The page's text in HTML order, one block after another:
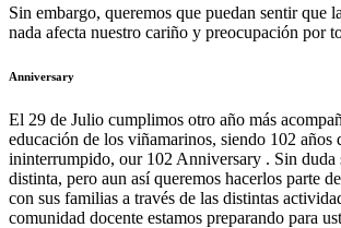
Sin embargo, queremos que puedan sentir que
nada afecta nuestro cariño y preocupación por
Anniversary
El 29 de Julio cumplimos otro año más
educación de los viñamarinos, siendo 102 años
ininterrumpido, our 102 Anniversary . Sin duda
distinta, pero aun así queremos hacerlos parte
con sus familias a través de las distintas
comunidad docente estamos preparando para